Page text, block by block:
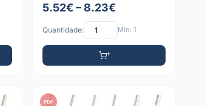
5.52€ – 8.23€
Quantidade: Mín: 1
PDF